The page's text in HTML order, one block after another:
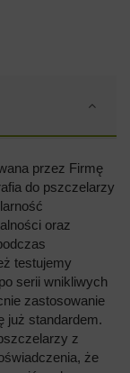
przez Firmę
do pszczelarzy
oraz
testujemy
serii wnikliwych
zastosowanie
już standardem.
z
że